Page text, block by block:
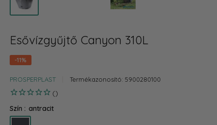
Esővízgyűjtő Canyon 310L
-11%
PROSPERPLAST Termékazonosító: 5900280100
Szín : antracit